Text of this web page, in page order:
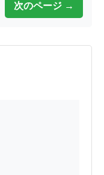
次のページ →